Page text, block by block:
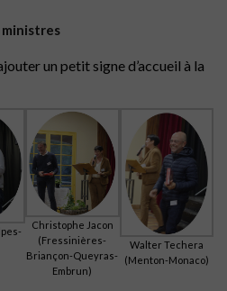
un petit signe d’accueil à la
Christophe Jacon
(Fressinières-
Briançon-Queyras-
Embrun)
Walter Techera
(Menton-Monaco)